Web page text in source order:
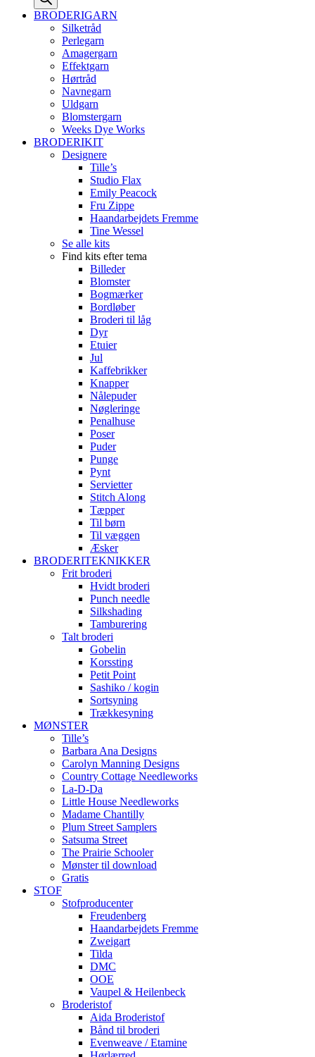
BRODERIGARN
Silketråd
Perlegarn
Amagergarn
Effektgarn
Hørtråd
Navnegarn
Uldgarn
Blomstergarn
Weeks Dye Works
BRODERIKIT
Designere
Tille’s
Studio Flax
Emily Peacock
Fru Zippe
Haandarbejdets Fremme
Tine Wessel
Se alle kits
Find kits efter tema
Billeder
Blomster
Bogmærker
Bordløber
Broderi til låg
Dyr
Etuier
Jul
Kaffebrikker
Knapper
Nålepuder
Nøgleringe
Penalhuse
Poser
Puder
Punge
Pynt
Servietter
Stitch Along
Tæpper
Til børn
Til væggen
Æsker
BRODERITEKNIKKER
Frit broderi
Hvidt broderi
Punch needle
Silkshading
Tamburering
Talt broderi
Gobelin
Korssting
Petit Point
Sashiko / kogin
Sortsyning
Trækkesyning
MØNSTER
Tille’s
Barbara Ana Designs
Carolyn Manning Designs
Country Cottage Needleworks
La-D-Da
Little House Needleworks
Madame Chantilly
Plum Street Samplers
Satsuma Street
The Prairie Schooler
Mønster til download
Gratis
STOF
Stofproducenter
Freudenberg
Haandarbejdets Fremme
Zweigart
Tilda
DMC
OOE
Vaupel & Heilenbeck
Broderistof
Aida Broderistof
Bånd til broderi
Evenweave / Etamine